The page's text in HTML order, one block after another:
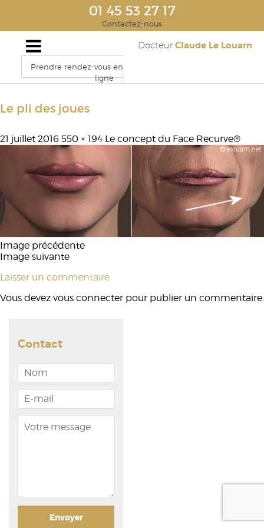
01 45 53 27 17
Contactez-nous
Docteur Claude Le Louarn
Prendre rendez-vous en
ligne
Le pli des joues
21 juillet 2016 550 × 194 Le concept du Face Recurve®
Image précédente
Image suivante
Laisser un commentaire
Vous devez vous connecter pour publier un commentaire.
Contact